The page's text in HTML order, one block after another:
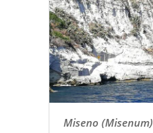
Miseno (Misenum)